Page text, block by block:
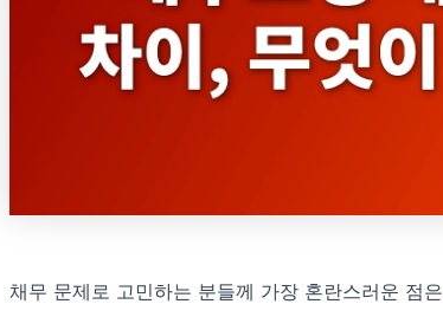
채무 문제로 고민하는 분들께 가장 혼란스러운 점은